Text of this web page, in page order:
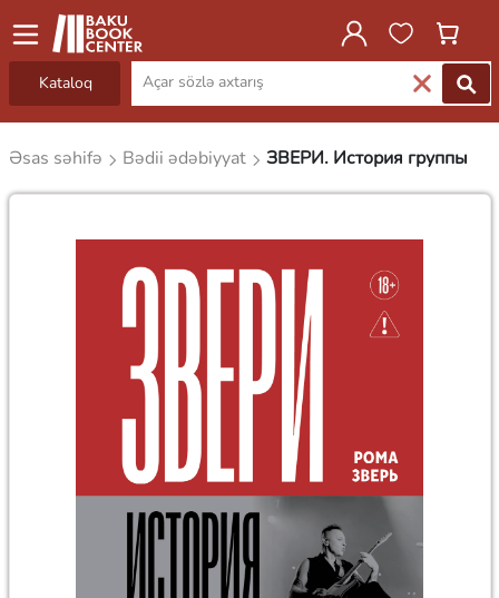
Kataloq
Əsas səhifə Bədii ədəbiyyat ЗВЕРИ. История группы